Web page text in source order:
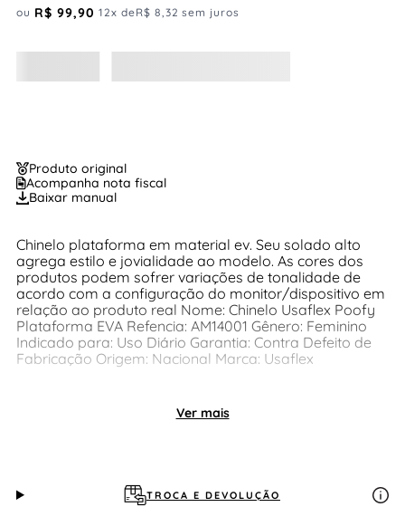
ou R$ 99,90 12x deR$ 8,32 sem juros
Produto original
Acompanha nota fiscal
Baixar manual
Chinelo plataforma em material ev. Seu solado alto
agrega estilo e jovialidade ao modelo. As cores dos
produtos podem sofrer variações de tonalidade de
acordo com a configuração do monitor/dispositivo em
relação ao produto real Nome: Chinelo Usaflex Poofy
Plataforma EVA Refencia: AM14001 Gênero: Feminino
Indicado para: Uso Diário Garantia: Contra Defeito de
Fabricação Origem: Nacional Marca: Usaflex
Ver mais
TROCA E DEVOLUÇÃO